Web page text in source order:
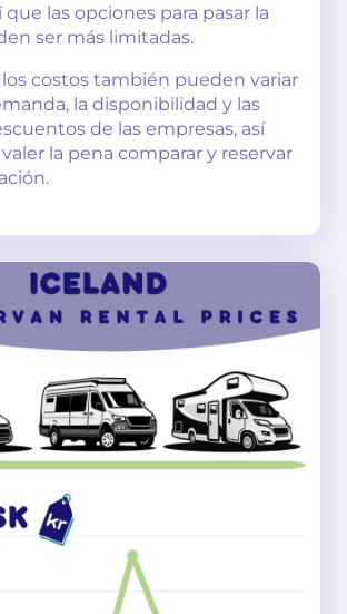
que las opciones para pasar la
ser más limitadas.
los costos también pueden variar
la disponibilidad y las
de las empresas, así
la pena comparar y reservar